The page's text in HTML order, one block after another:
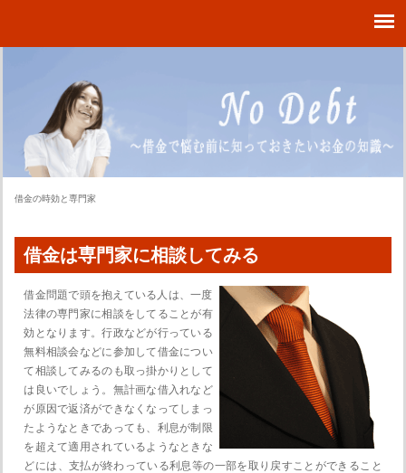
借金の時効と専門家
借金は専門家に相談してみる
借金問題で頭を抱えている人は、一度
法律の専門家に相談をしてることが有
効となります。行政などが行っている
無料相談会などに参加して借金につい
て相談してみるのも取っ掛かりとして
は良いでしょう。無計画な借入れなど
が原因で返済ができなくなってしまっ
たようなときであっても、利息が制限
を超えて適用されているようなときな
どには、支払が終わっている利息等の一部を取り戻すことができること